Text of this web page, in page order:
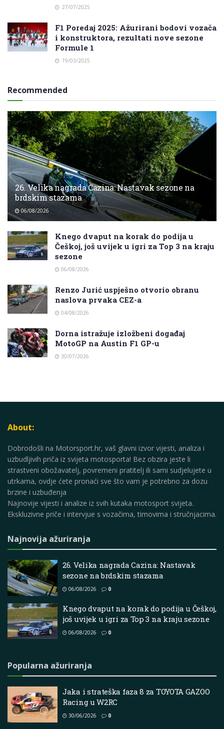
27/07/2025
F1 Poredaj 2025: Ažurirani bodovi vozača
i konstruktora, rezultati nove sezone
Formule 1
19/03/2025
Recommended
26. Velika nagrada Cazina: Nastavak sezone na
brdskim stazama
06/08/2026
Knego dvaput na korak do podija u
Češkoj, još uvijek u igri za Top 3 na kraju
sezone
06/08/2026
Renzo Jurić uspješno otvorio obranu
naslova prvaka CEZ-a
04/08/2026
Dorna istražuje izložbeni događaj
MotoGP na Austin F1 GP-u
30/07/2026
About:
Dobrodošli na Motorsport.hr, vaš glavni izvor vijesti, analiza i
uzbudljivih priča iz svijeta motosporta! Bez obzira jeste li
strastveni obožavatelj, povremeni pratitelj ili sami sudjelujete u
utrkama, ovdje ćete pronaći sve što vam je potrebno za dozu
brzine i uzbuđenja
Najnovije vijesti i analize iz svih kutaka motosport svijeta.
Ekskluzivne priče i intervjue s vozačima, timovima i stručnjacima.
Najnovija ažuriranja
26. Velika nagrada Cazina: Nastavak
sezone na brdskim stazama
06/08/2026 0
Knego dvaput na korak do podija u Češkoj,
još uvijek u igri za Top 3 na kraju sezone
06/08/2026 0
Popularna ažuriranja
Jaka i strateška faza 8 za TOYOTA GAZOO
Racing u W2RC
30/06/2026 0